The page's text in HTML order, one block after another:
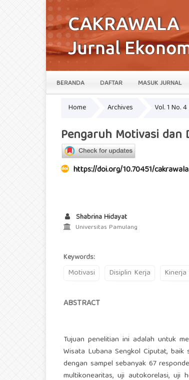
BERANDA DAFTAR MASUK JURNAL
Home Archives Vol. 1 No.
Pengaruh Motivasi dan
https://doi.org/10.70451/
Shabrina Hidayat
Universitas Pamulang
Keywords:
Motivasi Disiplin Kerja
ABSTRACT
Tujuan penelitian ini adalah untuk
Wisata Lubana Sengkol Ciputat,
dengan sampel sebanyak 67
multikonearitas, uji autokorelasi, uji